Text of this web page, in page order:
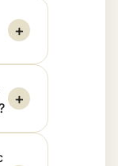
+
+